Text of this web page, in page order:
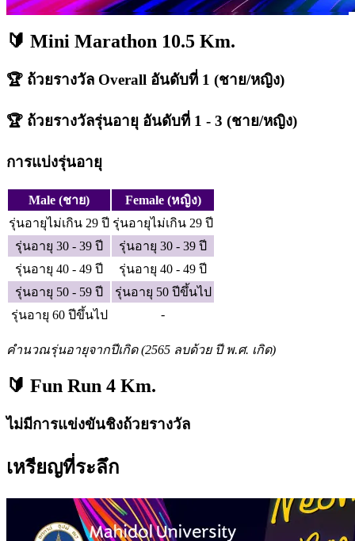
🔰 Mini Marathon 10.5 Km.
🏆 ถ้วยรางวัล Overall อันดับที่ 1 (ชาย/หญิง)
🏆 ถ้วยรางวัลรุ่นอายุ อันดับที่ 1 - 3 (ชาย/หญิง)
การแบ่งรุ่นอายุ
Male (ชาย)
Female (หญิง)
รุ่นอายุไม่เกิน 29 ปี รุ่นอายุไม่เกิน 29 ปี
รุ่นอายุ 30 - 39 ปี
รุ่นอายุ 30 - 39 ปี
รุ่นอายุ 40 - 49 ปี
รุ่นอายุ 40 - 49 ปี
รุ่นอายุ 50 - 59 ปี
รุ่นอายุ 50 ปีขึ้นไป
รุ่นอายุ 60 ปีขึ้นไป
-
คำนวณรุ่นอายุจากปีเกิด (2565 ลบด้วย ปี พ.ศ. เกิด)
🔰 Fun Run 4 Km.
ไม่มีการแข่งขันชิงถ้วยรางวัล
เหรียญที่ระลึก